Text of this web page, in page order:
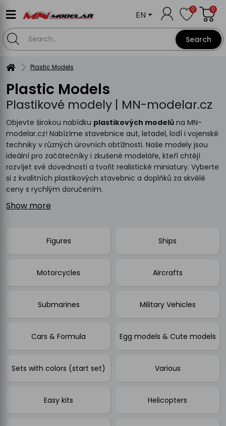
Search
EN 0 0
Plastic Models
Plastic Models
Plastikové modely | MN-modelar.cz
Objevte širokou nabídku plastikových modelů na MN-
modelar.cz! Nabízíme stavebnice aut, letadel, lodí i vojenské
techniky v různých úrovních obtížnosti. Naše modely jsou
ideální pro začátečníky i zkušené modeláře, kteří chtějí
rozvíjet své dovednosti a tvořit realistické miniatury. Vyberte
si z kvalitních plastikových stavebnic a doplňků za skvělé
ceny s rychlým doručením.
Show more
Figures Ships
Motorcycles Aircrafts
Submarines Military Vehicles
Cars & Formula Egg models & Cute models
Sets with colors (start set) Various
Easy kits Helicopters